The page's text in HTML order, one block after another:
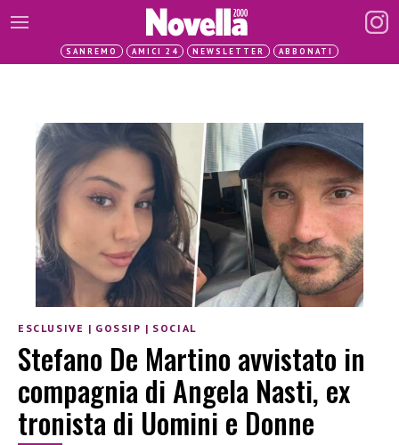
SANREMO AMICI 24 NEWSLETTER ABBONATI
ESCLUSIVE | GOSSIP | SOCIAL
Stefano De Martino avvistato in
compagnia di Angela Nasti, ex
tronista di Uomini e Donne